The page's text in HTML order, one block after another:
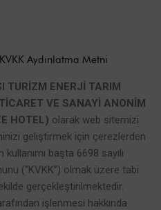
Aydınlatma Metni
TURİZM ENERJİ TARIM
VE SANAYİ ANONİM
HOTEL) olarak web sitemizi
geliştirmek için çerezlerden
başta 6698 sayılı
(“KVKK”) olmak üzere tabi
gerçekleştirilmektedir.
işlenmesi hakkında